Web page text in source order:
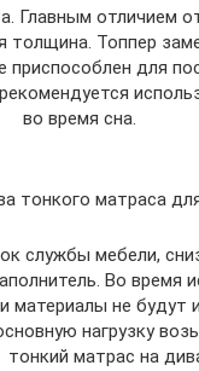
Главным отличием
толщина. Топпер
приспособлен для
во время сна.
тонкого матраса
службы мебели,
Во время
материалы не будут
нагрузку
тонкий матрас на